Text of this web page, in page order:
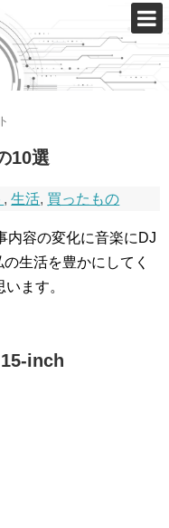
10選
,生活, 買ったもの
内容の変化に音楽にDJ
生活を豊かにしてく
ます。
inch